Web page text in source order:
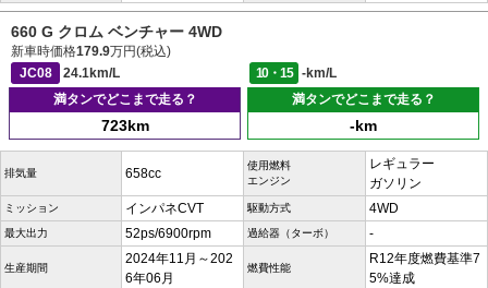
660 G クロム ベンチャー 4WD
新車時価格179.9万円(税込)
JC08
24.1km/L 10・15
-km/L
満タンでどこまで走る？
723km
満タンでどこまで走る？
-km
排気量 658cc
使用燃料
エンジン
レギュラー
ガソリン
ミッション インパネCVT 駆動方式 4WD
最大出力 52ps/6900rpm 過給器（ターボ） -
生産期間
2024年11月～202
6年06月
燃費性能
R12年度燃費基準7
5%達成